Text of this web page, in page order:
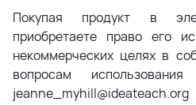
Покупая продукт в
приобретаете право его
некоммерческих целях в
вопросам
jeanne_myhill@ideateach.org